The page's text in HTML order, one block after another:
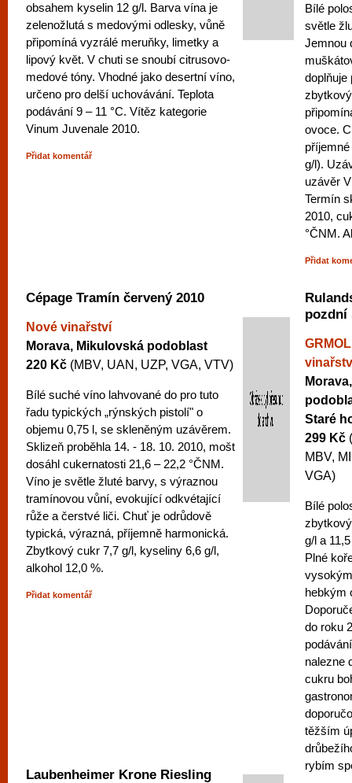
obsahem kyselin 12 g/l. Barva vína je
zelenožlutá s medovými odlesky, vůně
připomíná vyzrálé meruňky, limetky a
lipový květ. V chuti se snoubí citrusovo-
medové tóny. Vhodné jako desertní víno,
určeno pro delší uchovávání. Teplota
podávání 9 – 11 °C. Vítěz kategorie
Vinum Juvenale 2010.
Přidat komentář
Bílé
světle
Jemnou
doplňuje
ovoce.
g/l).
uzávěr
Termín
2010,
°ČNM.
Přidat
Cépage Tramín červený 2010
Nové vinařství
Morava, Mikulovská podoblast
220 Kč (MBV, UAN, UZP, VGA, VTV)
Bílé suché víno lahvované do pro tuto
řadu typických „rýnských pistolí" o
objemu 0,75 l, se skleněným uzávěrem.
Sklizeň proběhla 14. - 18. 10. 2010, mošt
dosáhl cukernatosti 21,6 – 22,2 °ČNM.
Víno je světle žluté barvy, s výraznou
tramínovou vůní, evokující odkvétající
růže a čerstvé liči. Chuť je odrůdově
typická, výrazná, příjemně harmonická.
Zbytkový cukr 7,7 g/l, kyseliny 6,6 g/l,
alkohol 12,0 %.
Přidat komentář
pozdní
Staré
299 Kč
MBV,
VGA)
Bílé
g/l a
Plné
hebkým
do roku
nalezne
cukru
těžším
rybím
Laubenheimer Krone Riesling